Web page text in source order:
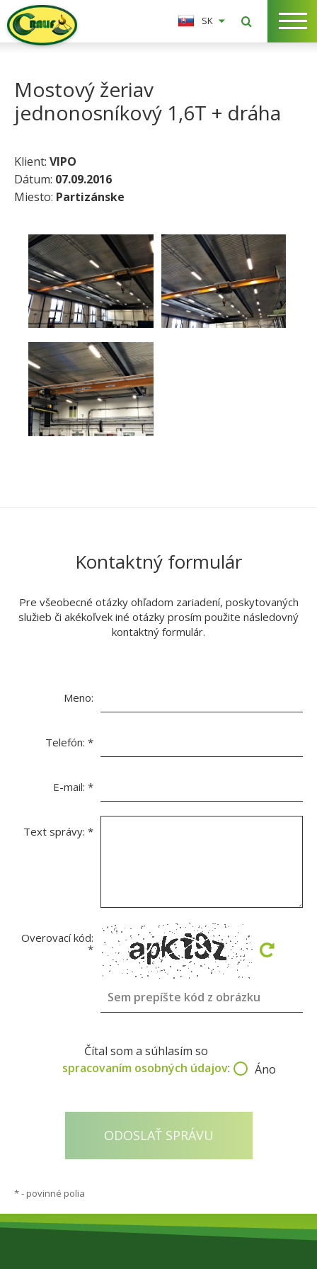
SK
Mostový žeriav
jednonosníkový 1,6T + dráha
Klient: VIPO
Dátum: 07.09.2016
Miesto: Partizánske
Kontaktný formulár
Pre všeobecné otázky ohľadom zariadení, poskytovaných
služieb či akékoľvek iné otázky prosím použite následovný
kontaktný formulár.
Meno:
Telefón: *
E-mail: *
Text správy: *
Overovací kód:
*
Čítal som a súhlasím so
spracovaním osobných údajov: Áno
*- povinné polia